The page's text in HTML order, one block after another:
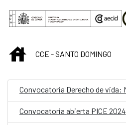
Saltar al contenido principal
INICIOCCE - SANTO DOMINGO
Convocatoria abierta PICE 2024